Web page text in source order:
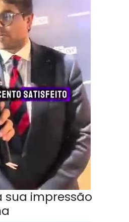
sua impressão